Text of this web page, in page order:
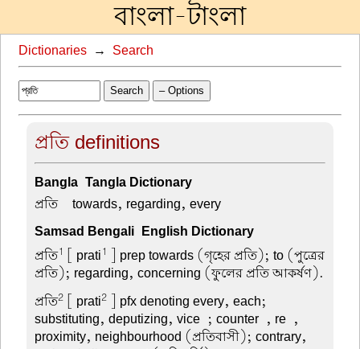
বাংলা-টাংলা
Dictionaries → Search
Search – Options
প্রতি definitions
Bangla-Tangla Dictionary
প্রতি –towards, regarding, every
Samsad Bengali-English Dictionary
প্রতি1 [ prati1
] prep towards (গৃহের প্রতি); to (পুত্রের
প্রতি); regarding, concerning (ফুলের প্রতি আকর্ষণ).
প্রতি2 [ prati2
] pfx denoting every, each;
substituting, deputizing, vice-; counter-, re-,
proximity, neighbourhood (প্রতিবাসী); contrary,